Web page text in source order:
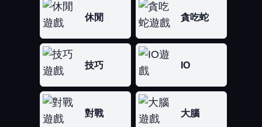
休閒 貪吃蛇
技巧 IO
對戰 大腦